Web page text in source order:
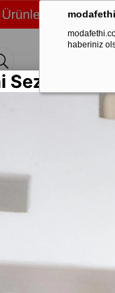
haberiniz
(GMS19)
Sezon